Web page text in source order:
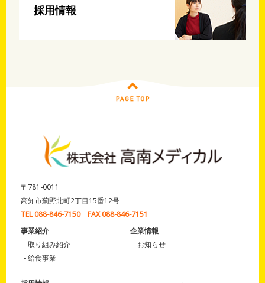
採用情報
〒781-0011
高知市薊野北町2丁目15番12号
TEL 088-846-7150 FAX 088-846-7151
事業紹介
取り組み紹介
給食事業
企業情報
お知らせ